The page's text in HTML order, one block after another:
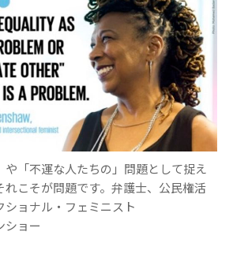
や「不運な人たちの」問題として捉え
れこそが問題です。弁護士、公民権活
ョナル・フェミニスト
ショー